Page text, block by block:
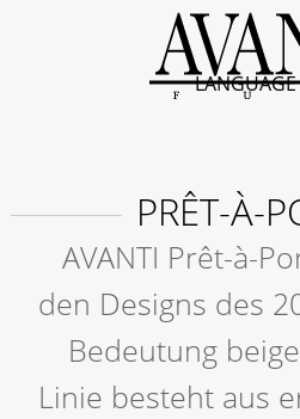
LANGUAGE
PRÊT-À-
AVANTI Prêt-à-
den Designs des
Bedeutung
Linie besteht aus